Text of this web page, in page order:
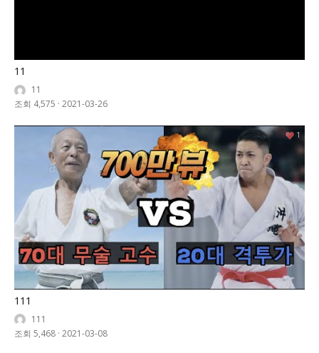
11
11
조회 4,575 · 2021-03-26
111
111
조회 5,468 · 2021-03-08
1